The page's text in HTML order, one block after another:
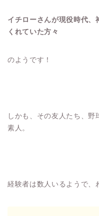
イチローさんが現役時代、
くれていた方々
のようです！
しかも、その友人たち、
素人。
経験者は数人いるようで、